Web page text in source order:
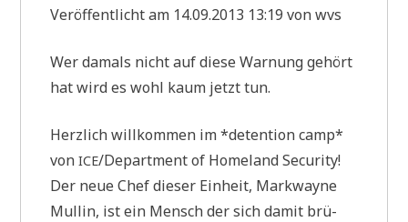
Ver­öf­fent­licht am 14.09.2013 13:19 von wvs
Wer damals nicht auf die­se War­nung gehört
hat wird es wohl kaum jetzt tun.
Herz­lich will­kom­men im *detenti­on camp*
vonICE/Department of Home­land Security!
Der neue Chef die­ser Ein­heit, Mark­way­ne
Mul­lin, ist ein Mensch der sich damit brü­